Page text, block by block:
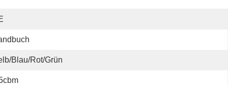
Blau/Rot/Grün